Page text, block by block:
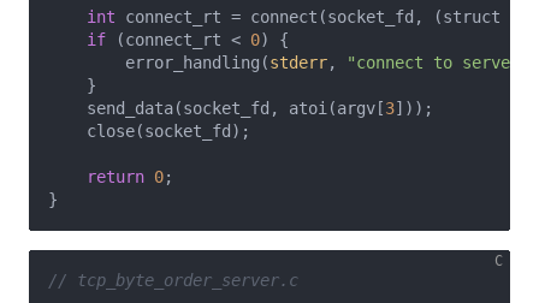
int connect_rt = connect(socket_fd, (struct
if (connect_rt < 0) {
        error_handling(
stderr,
"connect to server
    }
    send_data(socket_fd, atoi(argv[
3]));
    close(socket_fd);
return 0;
// tcp_byte_order_server.c